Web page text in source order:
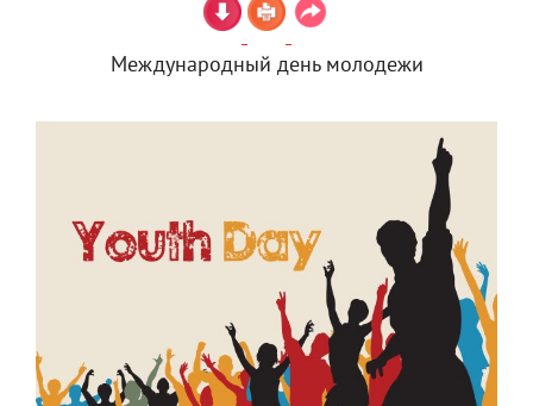
Международный день молодежи